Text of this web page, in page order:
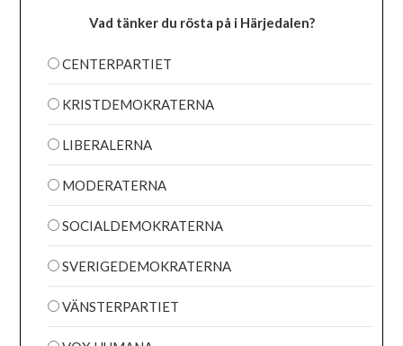
Vad tänker du rösta på i Härjedalen?
CENTERPARTIET
KRISTDEMOKRATERNA
LIBERALERNA
MODERATERNA
SOCIALDEMOKRATERNA
SVERIGEDEMOKRATERNA
VÄNSTERPARTIET